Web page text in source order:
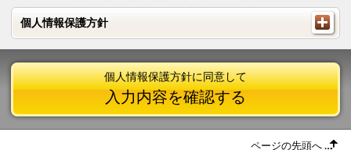
個人情報保護方針
個人情報保護方針
個人情報保護方針に同意して
入力内容を確認する
ページの先頭へ